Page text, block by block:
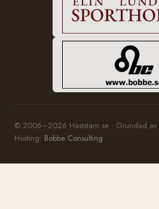
© 2006–2026 Häststam.se · Grundad av
Hosting: Bobbe Consulting